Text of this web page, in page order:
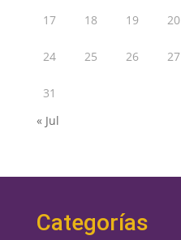
17 18 19 20
24 25 26 27
31
« Jul
Categorías